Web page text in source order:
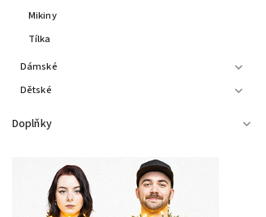
Mikiny
Tílka
Dámské
Dětské
Doplňky